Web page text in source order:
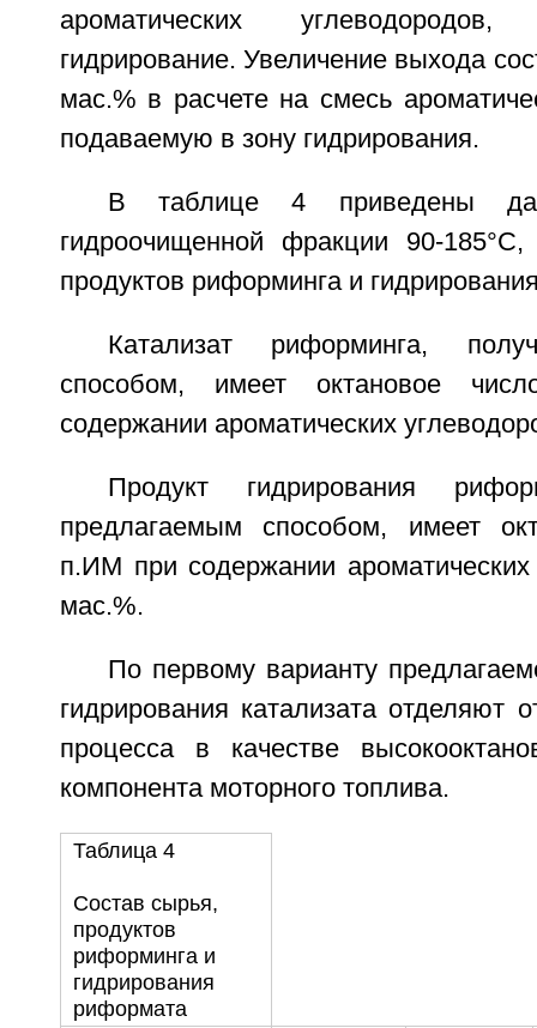
ароматических
гидрирование. Увеличение выхода
мас.% в расчете на смесь
подаваемую в зону гидрирования.
В таблице 4 приведены
гидроочищенной фракции 90-
продуктов риформинга и
Катализат риформинга,
способом, имеет октановое
содержании ароматических
Продукт гидрирования
предлагаемым способом, имеет
п.ИМ при содержании
мас.%.
По первому варианту
гидрирования катализата
процесса в качестве
компонента моторного топлива.
Таблица 4
Состав сырья,
продуктов
риформинга и
гидрирования
риформата